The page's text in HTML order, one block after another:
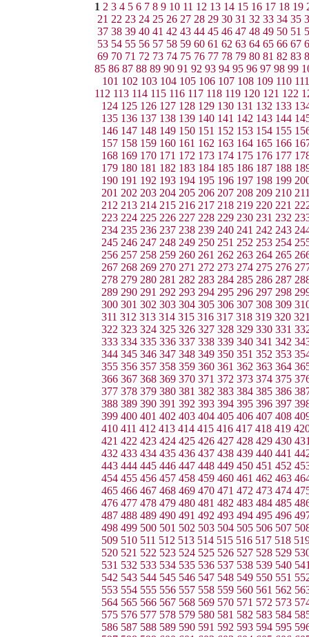
1 2 3 4 5 6 7 8 9 10 11 12 13 14 15 16 17 18 19
21 22 23 24 25 26 27 28 29 30 31 32 33 34 35
37 38 39 40 41 42 43 44 45 46 47 48 49 50 51
53 54 55 56 57 58 59 60 61 62 63 64 65 66 67
69 70 71 72 73 74 75 76 77 78 79 80 81 82 83
85 86 87 88 89 90 91 92 93 94 95 96 97 98 99
101 102 103 104 105 106 107 108 109 110 111
112 113 114 115 116 117 118 119 120 121 122
124 125 126 127 128 129 130 131 132 133
135 136 137 138 139 140 141 142 143 144
146 147 148 149 150 151 152 153 154 155
157 158 159 160 161 162 163 164 165 166
168 169 170 171 172 173 174 175 176 177
179 180 181 182 183 184 185 186 187 188
190 191 192 193 194 195 196 197 198 199
201 202 203 204 205 206 207 208 209 210
212 213 214 215 216 217 218 219 220 221
223 224 225 226 227 228 229 230 231 232
234 235 236 237 238 239 240 241 242 243
245 246 247 248 249 250 251 252 253 254
256 257 258 259 260 261 262 263 264 265
267 268 269 270 271 272 273 274 275 276
278 279 280 281 282 283 284 285 286 287
289 290 291 292 293 294 295 296 297 298
300 301 302 303 304 305 306 307 308 309
311 312 313 314 315 316 317 318 319 320
322 323 324 325 326 327 328 329 330 331
333 334 335 336 337 338 339 340 341 342
344 345 346 347 348 349 350 351 352 353
355 356 357 358 359 360 361 362 363 364
366 367 368 369 370 371 372 373 374 375
377 378 379 380 381 382 383 384 385 386
388 389 390 391 392 393 394 395 396 397
399 400 401 402 403 404 405 406 407 408
410 411 412 413 414 415 416 417 418 419
421 422 423 424 425 426 427 428 429 430
432 433 434 435 436 437 438 439 440 441
443 444 445 446 447 448 449 450 451 452
454 455 456 457 458 459 460 461 462 463
465 466 467 468 469 470 471 472 473 474
476 477 478 479 480 481 482 483 484 485
487 488 489 490 491 492 493 494 495 496
498 499 500 501 502 503 504 505 506 507
509 510 511 512 513 514 515 516 517 518
520 521 522 523 524 525 526 527 528 529
531 532 533 534 535 536 537 538 539 540
542 543 544 545 546 547 548 549 550 551
553 554 555 556 557 558 559 560 561 562
564 565 566 567 568 569 570 571 572 573
575 576 577 578 579 580 581 582 583 584
586 587 588 589 590 591 592 593 594 595